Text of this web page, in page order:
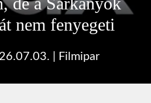
nem fenyegeti
Filmipar